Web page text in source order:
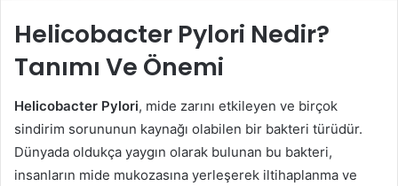
Helicobacter Pylori Nedir?
Tanımı Ve Önemi
Helicobacter Pylori, mide zarını etkileyen ve birçok
sindirim sorununun kaynağı olabilen bir bakteri türüdür.
Dünyada oldukça yaygın olarak bulunan bu bakteri,
insanların mide mukozasına yerleşerek iltihaplanma ve